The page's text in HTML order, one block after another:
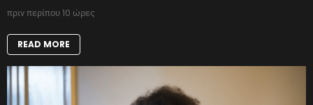
πριν περίπου 10 ώρες
READ MORE